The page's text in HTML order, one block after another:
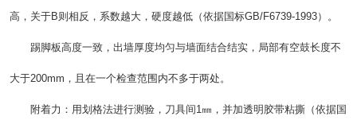
高，关于B则相反，系数越大，硬度越低（依据国标GB/F6739-1993）。
踢脚板高度一致，出墙厚度均匀与墙面结合结实，局部有空鼓长度不
大于200mm，且在一个检查范围内不多于两处。
附着力：用划格法进行测验，刀具间1㎜，并加透明胶带粘撕（依据国